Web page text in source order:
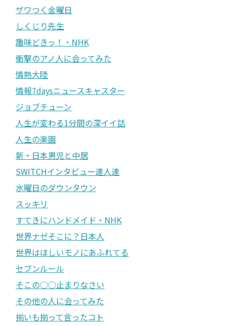
ザワつく金曜日
しくじり先生
趣味どきっ！・NHK
衝撃のアノ人に会ってみた
情熱大陸
情報7daysニュースキャスター
ジョブチューン
人生が変わる1分間の深イイ話
人生の楽園
新・日本男児と中居
SWITCHインタビュー達人達
水曜日のダウンタウン
スッキリ
すてきにハンドメイド・NHK
世界ナゼそこに？日本人
世界はほしいモノにあふれてる
セブンルール
そこの○○止まりなさい
その他の人に会ってみた
揃いも揃って言ったコト